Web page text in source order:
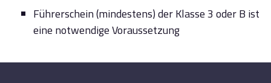
Führerschein (mindestens) der Klasse 3 oder B ist
eine notwendige Voraussetzung